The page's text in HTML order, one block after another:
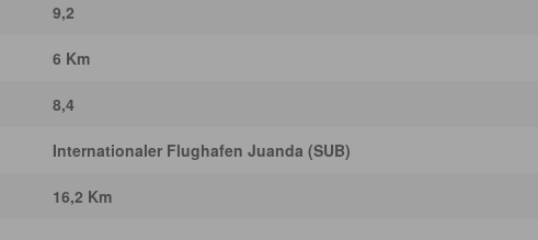
9,2
6 Km
8,4
Internationaler Flughafen Juanda (SUB)
16,2 Km